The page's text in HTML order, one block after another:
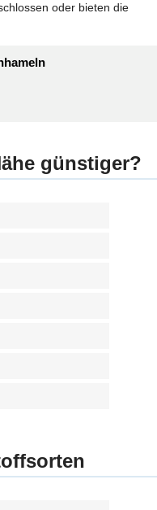
oder bieten die
günstiger?